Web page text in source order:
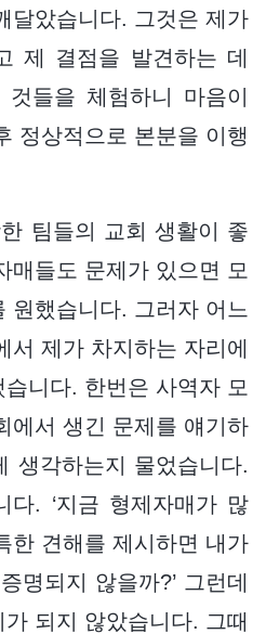
달았습니다. 그것은 제가
제 결점을 발견하는 데
들을 체험하니 마음이
정상적으로 본분을 이행
팀들의 교회 생활이 좋
매들도 문제가 있으면 모
원했습니다. 그러자 어느
서 제가 차지하는 자리에
니다. 한번은 사역자 모
에서 생긴 문제를 얘기하
생각하는지 물었습니다.
다. ‘지금 형제자매가 많
한 견해를 제시하면 내가
명되지 않을까?’ 그런데
되지 않았습니다. 그때